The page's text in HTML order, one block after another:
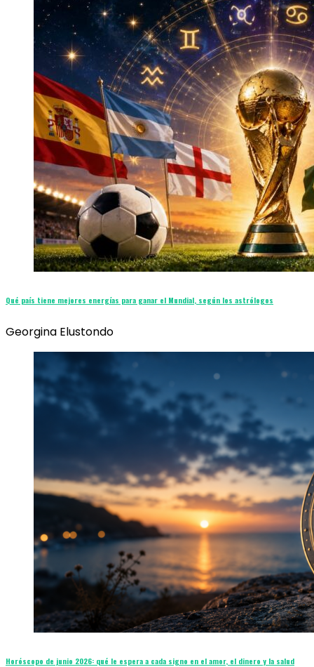
Qué país tiene mejores energías para ganar el Mundial, según los astrólogos
Georgina Elustondo
Horóscopo de junio 2026: qué le espera a cada signo en el amor, el dinero y la salud